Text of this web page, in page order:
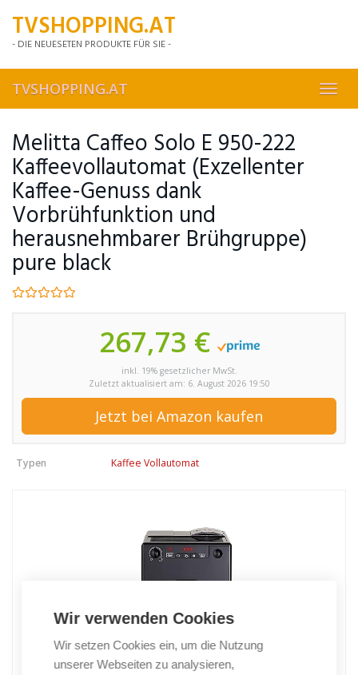
mainTVSHOPPING.AT
- DIE NEUESETEN PRODUKTE FÜR SIE -
TVSHOPPING.AT
Melitta Caffeo Solo E 950-222
Kaffeevollautomat (Exzellenter
Kaffee-Genuss dank
Vorbrühfunktion und
herausnehmbarer Brühgruppe)
pure black
267,73 €
inkl. 19% gesetzlicher MwSt.
Zuletzt aktualisiert am: 6. August 2026 19:50
Jetzt bei Amazon kaufen
Typen Kaffee Vollautomat
Wir verwenden Cookies
Wir setzen Cookies ein, um die Nutzung
unserer Webseiten zu analysieren,